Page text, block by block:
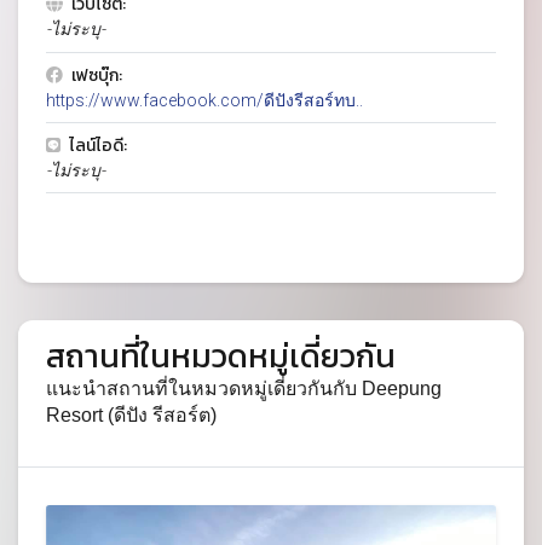
-ไม่ระบุ-
เฟซบุ๊ก:
https://www.facebook.com/ดีปังรีสอร์ทบ..
ไลน์ไอดี:
-ไม่ระบุ-
สถานที่ในหมวดหมู่เดี่ยวกัน
แนะนำสถานที่ในหมวดหมู่เดี่ยวกันกับ Deepung
Resort (ดีปัง รีสอร์ต)